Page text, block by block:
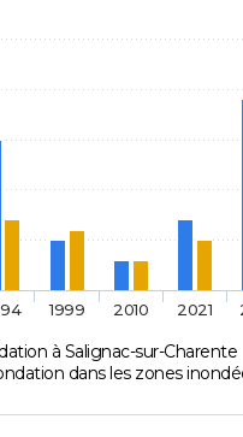
à Salignac-sur-Charente
dans les zones
1999 2010 2021